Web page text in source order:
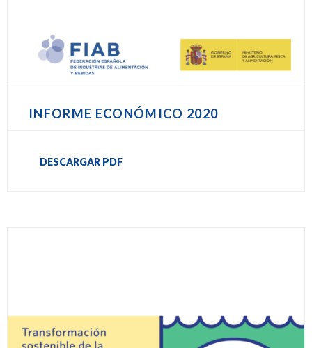
INFORME ECONÓMICO 2020
DESCARGAR PDF